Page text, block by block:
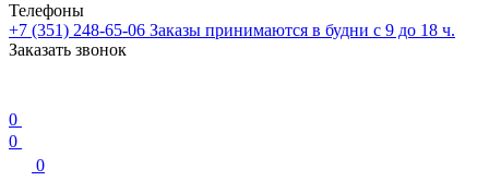
Телефоны
+7 (351) 248-65-06 Заказы принимаются в будни с 9 до 18 ч.
Заказать звонок
0
0
0